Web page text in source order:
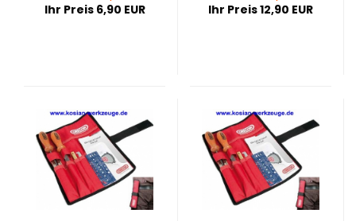
Ihr Preis 6,90 EUR
Ihr Preis 12,90 EUR